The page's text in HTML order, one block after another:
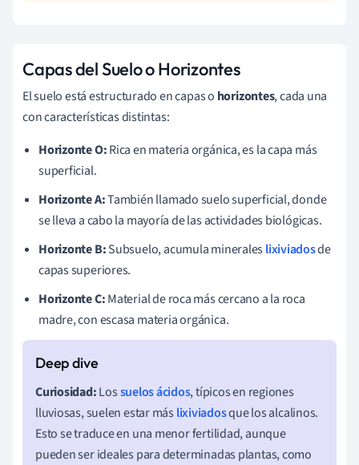
Capas del Suelo o Horizontes
El suelo está estructurado en capas o horizontes, cada una
con características distintas:
Horizonte O:Rica en materia orgánica, es la capa más
superficial.
Horizonte A:También llamado suelo superficial, donde
se lleva a cabo la mayoría de las actividades biológicas.
Horizonte B:Subsuelo, acumula mineraleslixiviadosde
capas superiores.
Horizonte C:Material de roca más cercano a la roca
madre, con escasa materia orgánica.
Curiosidad:Lossuelos ácidos, típicos en regiones
lluviosas, suelen estar más lixiviadosque los alcalinos.
Esto se traduce en una menor fertilidad, aunque
pueden ser ideales para determinadas plantas, como